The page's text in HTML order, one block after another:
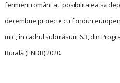
fermierii români au posibilitatea să
decembrie proiecte cu fonduri
mici, în cadrul submăsurii 6.3, din
Rurală (PNDR) 2020.